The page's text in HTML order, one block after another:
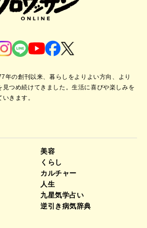
年の創刊以来、暮らしをよりよい方向、より
見つめ続けてきました。生活に喜びや楽しみを
きます。
美容
くらし
カルチャー
人生
九星気学占い
逆引き病気辞典